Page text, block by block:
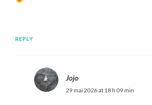
REPLY
Jojo
29 mai 2026 at 18 h 09 min